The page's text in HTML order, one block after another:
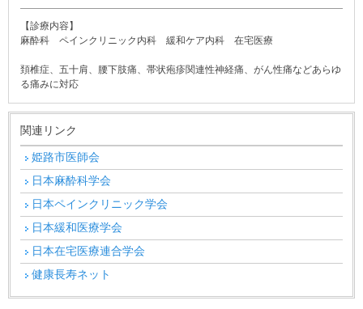
【診療内容】
麻酔科 ペインクリニック内科 緩和ケア内科 在宅医療
頚椎症、五十肩、腰下肢痛、帯状疱疹関連性神経痛、がん性痛などあらゆ
る痛みに対応
関連リンク
姫路市医師会
日本麻酔科学会
日本ペインクリニック学会
日本緩和医療学会
日本在宅医療連合学会
健康長寿ネット